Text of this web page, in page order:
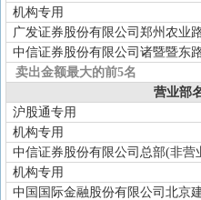
机构专用
广发证券股份有限公司郑州农业
中信证券股份有限公司诸暨暨东
卖出金额最大的前5名
营业部
沪股通专用
机构专用
中信证券股份有限公司总部(非营
机构专用
中国国际金融股份有限公司北京